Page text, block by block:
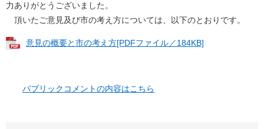
力ありがとうございました。
頂いたご意見及び市の考え方については、以下のとおりです。
意見の概要と市の考え方[PDFファイル／184KB]
パブリックコメントの内容はこちら